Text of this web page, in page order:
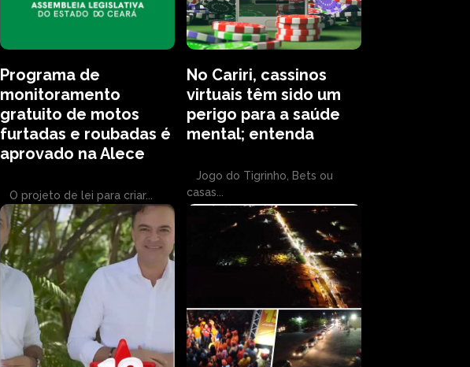
Programa de
monitoramento
gratuito de motos
furtadas e roubadas é
aprovado na Alece
O projeto de lei para criar...
No Cariri, cassinos
virtuais têm sido um
perigo para a saúde
mental; entenda
Jogo do Tigrinho, Bets ou
casas...